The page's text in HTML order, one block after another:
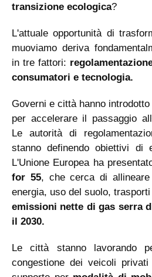
transizione ecologica?
L'attuale opportunità di
muoviamo deriva
in tre fattori:
consumatori e tecnologia.
Governi e città hanno
per accelerare il passaggio
Le autorità di
stanno definendo obiettivi di
L'Unione Europea ha
for 55, che cerca di
energia, uso del suolo,
emissioni nette di gas serra
il 2030.
Le città stanno lavorando
congestione dei veicoli